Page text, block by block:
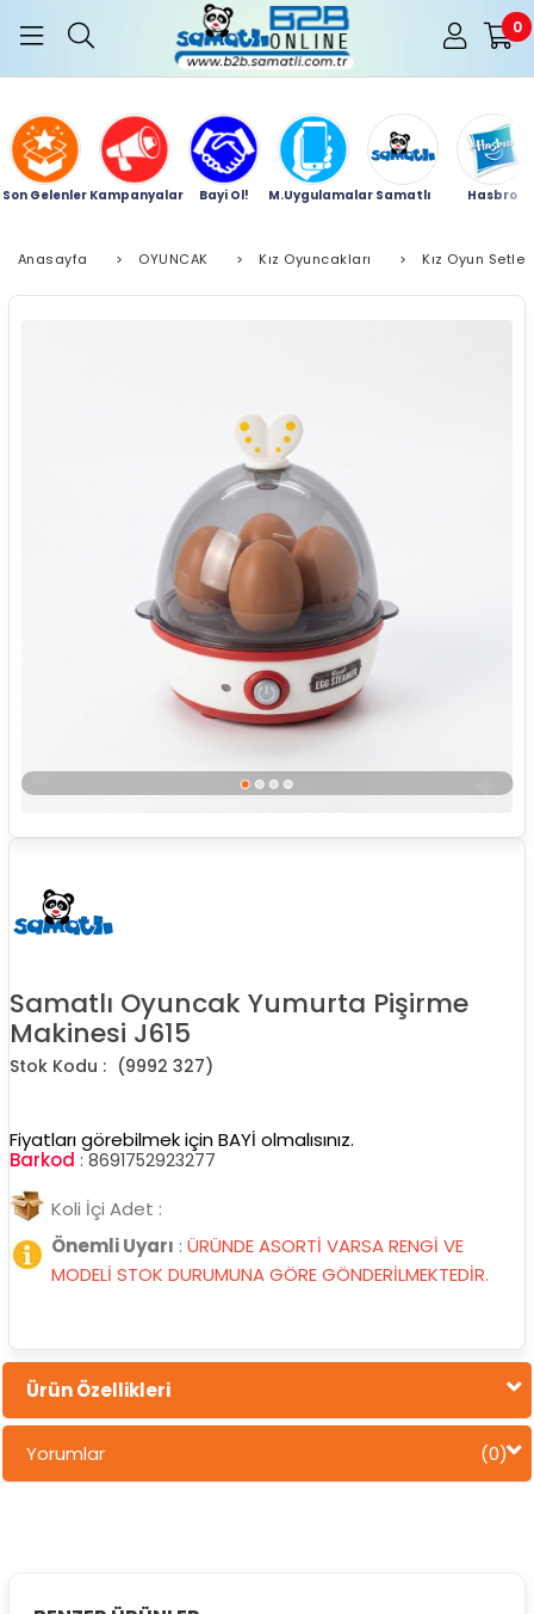
0
Son Gelenler Kampanyalar Bayi Ol! M.Uygulamalar Samatlı Hasbro
Anasayfa > OYUNCAK > Kız Oyuncakları > Kız Oyun Setleri
Samatlı Oyuncak Yumurta Pişirme
Makinesi J615
(9992 327)
Fiyatları görebilmek için BAYİ olmalısınız.
Barkod : 8691752923277
Koli İçi Adet :
Önemli Uyarı : ÜRÜNDE ASORTİ VARSA RENGİ VE
MODELİ STOK DURUMUNA GÖRE GÖNDERİLMEKTEDİR.
Ürün Özellikleri
Yorumlar (0)